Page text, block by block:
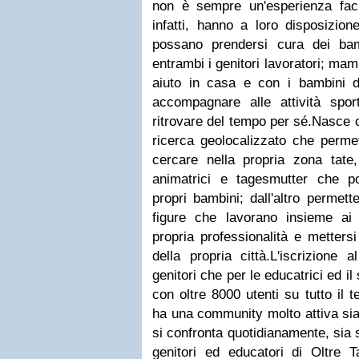
non è sempre un'esperienza
infatti, hanno a loro
possano prendersi cura dei
entrambi i genitori lavoratori;
aiuto in casa e con i bambini
accompagnare alle attività
ritrovare del tempo per sé.Nasce
ricerca geolocalizzato che
cercare nella propria zona
animatrici e tagesmutter che
propri bambini; dall'altro
figure che lavorano insieme
propria professionalità e
della propria città.L'iscrizione
genitori che per le educatrici ed
con oltre 8000 utenti su tutto il
ha una community molto attiva
si confronta quotidianamente,
genitori ed educatori di Oltre